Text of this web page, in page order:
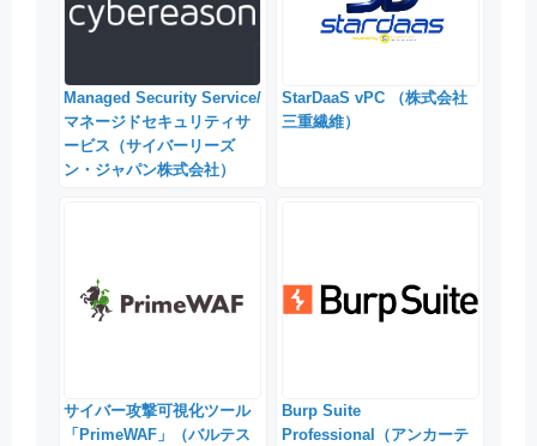
Managed Security Service/
マネージドセキュリティサ
ービス（サイバーリーズ
ン・ジャパン株式会社）
StarDaaS vPC （株式会社
三重繊維）
サイバー攻撃可視化ツール
「PrimeWAF」（バルテス
Burp Suite
Professional（アンカーテ